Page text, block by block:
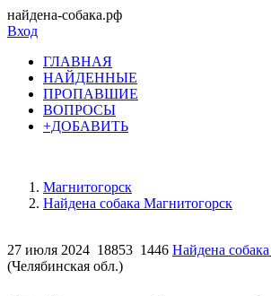
найдена-собака.рф
Вход
ГЛАВНАЯ
НАЙДЕННЫЕ
ПРОПАВШИЕ
ВОПРОСЫ
+ДОБАВИТЬ
Магнитогорск
Найдена собака Магнитогорск
27 июля 2024 18853 1446 Найдена
(Челябинская обл.)